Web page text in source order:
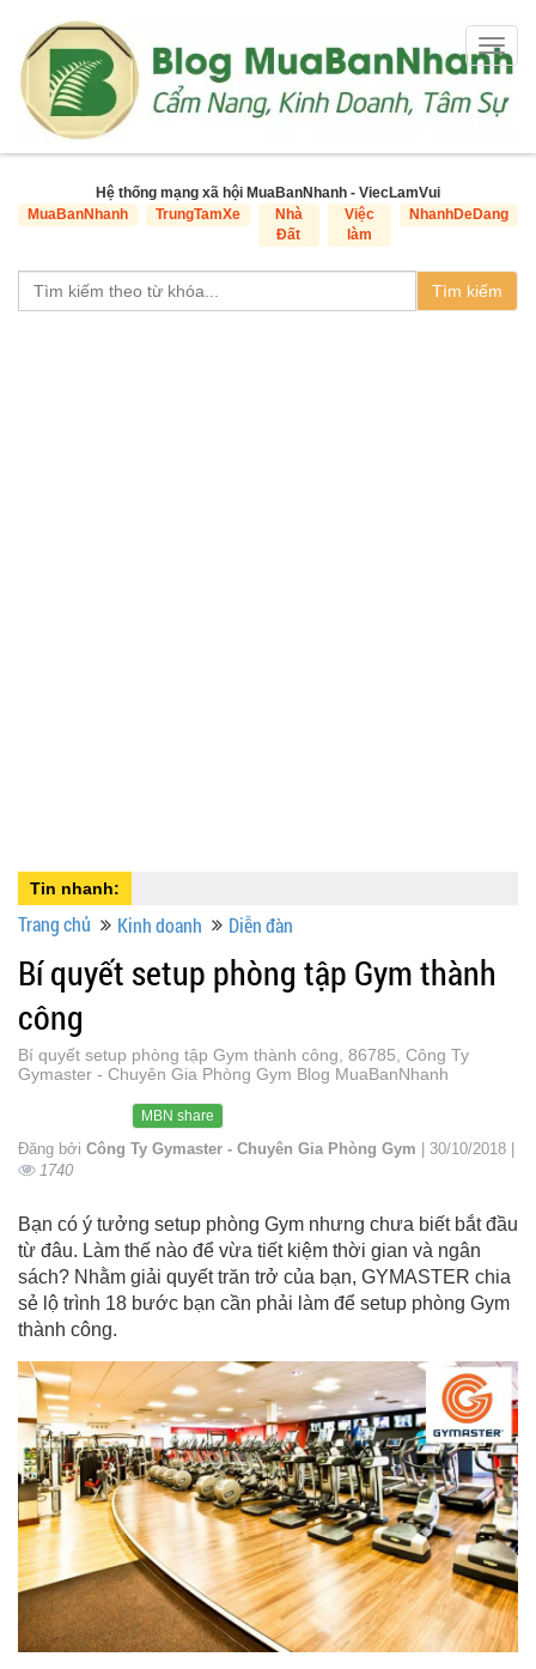
Hệ thống mạng xã hội MuaBanNhanh - ViecLamVui
MuaBanNhanh
TrungTamXe
Nhà
Đất
Việc
làm
NhanhDeDang
Tìm kiếm
Tin nhanh:
Trang chủ Kinh doanh Diễn đàn
Bí quyết setup phòng tập Gym thành
công
Bí quyết setup phòng tập Gym thành công, 86785, Công Ty
Gymaster - Chuyên Gia Phòng Gym Blog MuaBanNhanh
MBN share
Đăng bởi Công Ty Gymaster - Chuyên Gia Phòng Gym | 30/10/2018 |
1740
Bạn có ý tưởng setup phòng Gym nhưng chưa biết bắt đầu
từ đâu. Làm thế nào để vừa tiết kiệm thời gian và ngân
sách? Nhằm giải quyết trăn trở của bạn, GYMASTER chia
sẻ lộ trình 18 bước bạn cần phải làm để setup phòng Gym
thành công.